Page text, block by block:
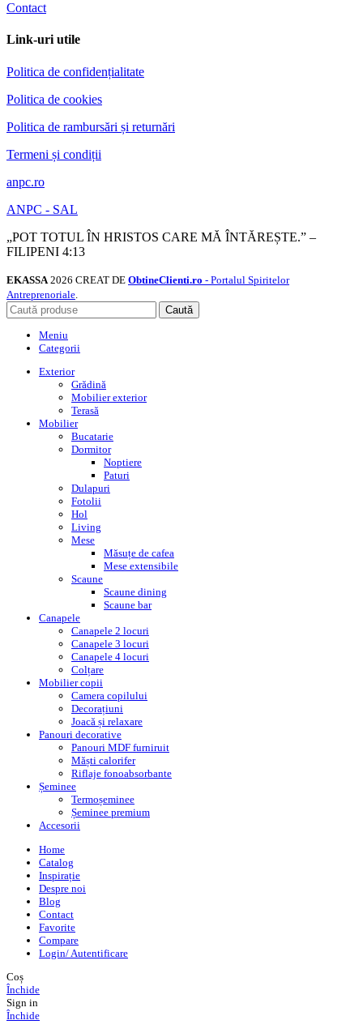
Contact
Link-uri utile
Politica de confidențialitate
Politica de cookies
Politica de rambursări și returnări
Termeni și condiții
anpc.ro
ANPC - SAL
„POT TOTUL ÎN HRISTOS CARE MĂ ÎNTĂREȘTE.” –
FILIPENI 4:13
EKASSA 2026 CREAT DE ObtineClienti.ro - Portalul Spiritelor
Antreprenoriale
Caută
Meniu
Categorii
Exterior
Grădină
Mobilier exterior
Terasă
Mobilier
Bucatarie
Dormitor
Noptiere
Paturi
Dulapuri
Fotolii
Hol
Living
Mese
Măsuțe de cafea
Mese extensibile
Scaune
Scaune dining
Scaune bar
Canapele
Canapele 2 locuri
Canapele 3 locuri
Canapele 4 locuri
Colțare
Mobilier copii
Camera copilului
Decorațiuni
Joacă și relaxare
Panouri decorative
Panouri MDF furniruit
Măști calorifer
Riflaje fonoabsorbante
Șeminee
Termoșeminee
Șeminee premium
Accesorii
Home
Catalog
Inspirație
Despre noi
Blog
Contact
Favorite
Compare
Login/ Autentificare
Coș
Închide
Sign in
Închide